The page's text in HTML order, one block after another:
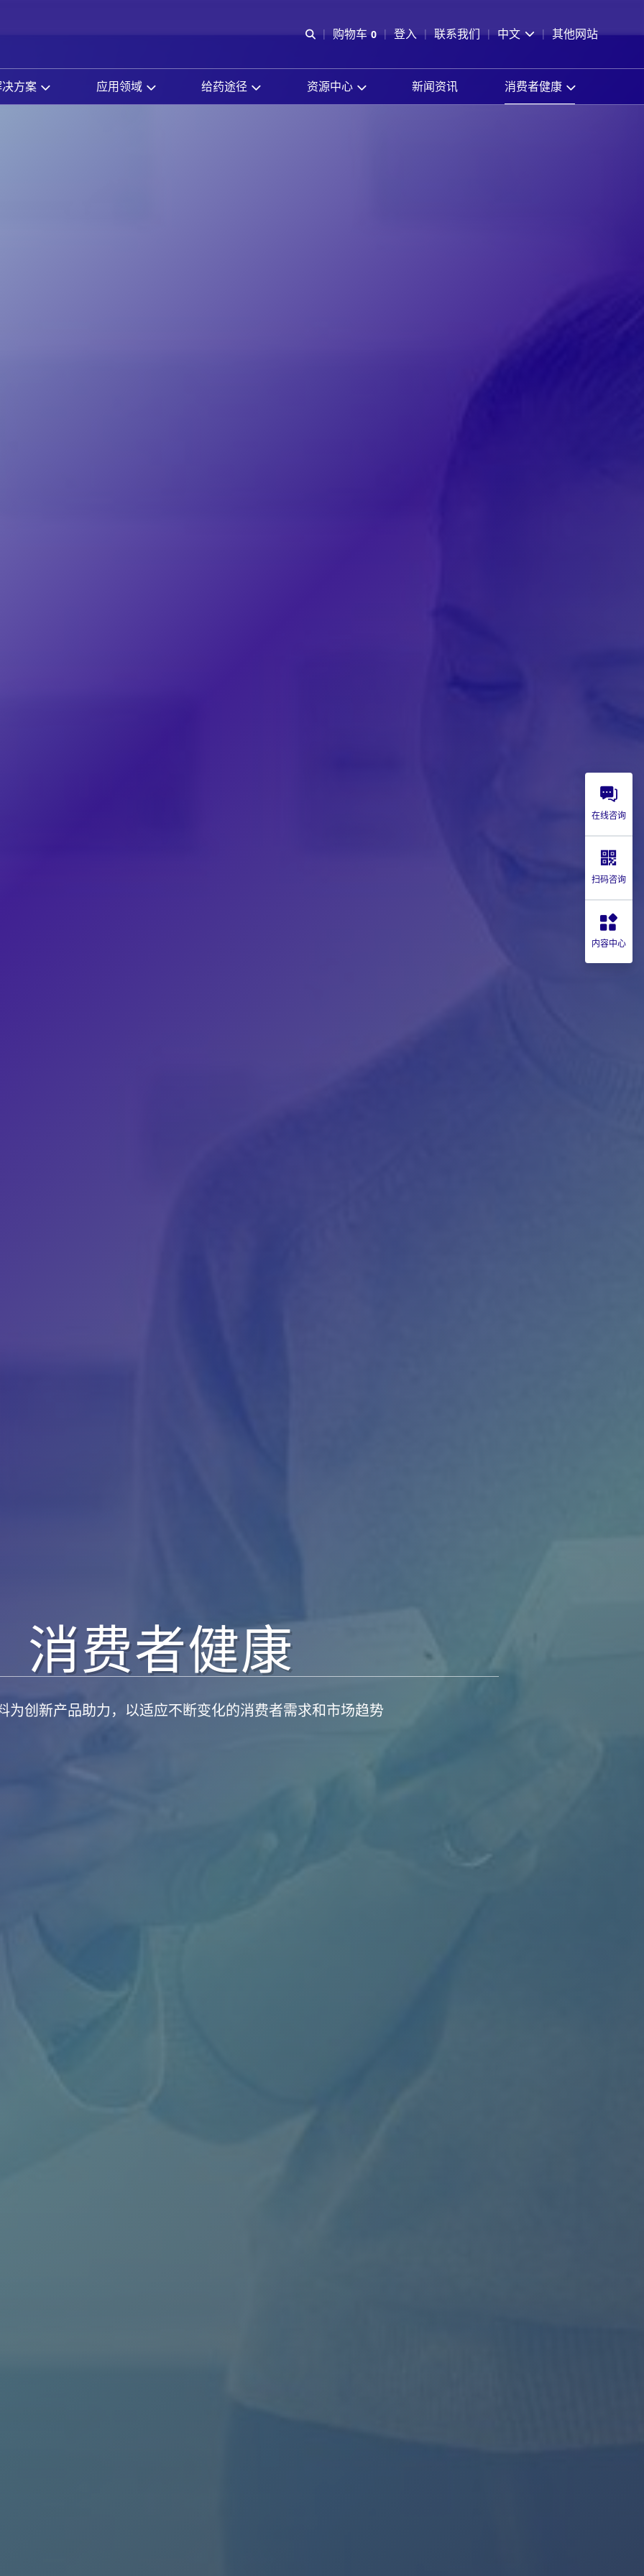
Open Search
购物车 0
查看购物车
登入 联系我们 中文 其他网站
方案 应用领域 给药途径 资源中心 新闻资讯 消费者健康
消费者健康
为创新产品助力，以适应不断变化的消费者需求和市场趋势
在线咨询
扫码咨询
内容中心